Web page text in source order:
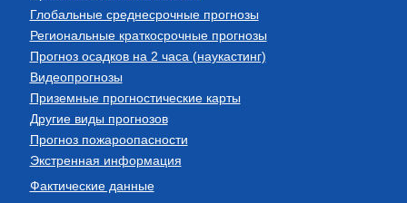
Глобальные среднесрочные прогнозы
Региональные краткосрочные прогнозы
Прогноз осадков на 2 часа (наукастинг)
Видеопрогнозы
Приземные прогностические карты
Другие виды прогнозов
Прогноз пожароопасности
Экстренная информация
Фактические данные